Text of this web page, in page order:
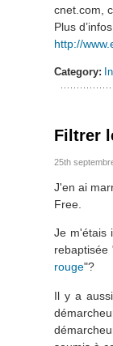
cnet.com,
Plus
http://
Category:
Filtrer
25th
J'en ai
Free.
Je m'étais
rebaptisée
rouge"?
Il y a